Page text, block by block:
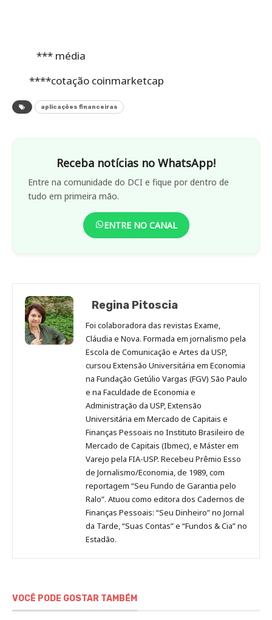
*** média
****cotação coinmarketcap
aplicações financeiras
Receba notícias no WhatsApp!
Entre na comunidade do DCI e fique por dentro de
tudo em primeira mão.
ENTRE NO CANAL
Regina Pitoscia
Foi colaboradora das revistas Exame,
Cláudia e Nova. Formada em jornalismo pela
Escola de Comunicação e Artes da USP,
cursou Extensão Universitária em Economia
na Fundação Getúlio Vargas (FGV) São Paulo
e na Faculdade de Economia e
Administração da USP, Extensão
Universitária em Mercado de Capitais e
Finanças Pessoais no Instituto Brasileiro de
Mercado de Capitais (Ibmec), e Máster em
Varejo pela FIA-USP. Recebeu Prêmio Esso
de Jornalismo/Economia, de 1989, com
reportagem “Seu Fundo de Garantia pelo
Ralo”. Atuou como editora dos Cadernos de
Finanças Pessoais: “Seu Dinheiro” no Jornal
da Tarde, “Suas Contas” e “Fundos & Cia” no
Estadão.
VOCÊ PODE GOSTAR TAMBÉM